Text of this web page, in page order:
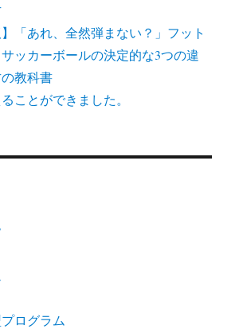
】「あれ、全然弾まない？」フット
ッカーボールの決定的な3つの違
教科書
ことができました。
ログラム